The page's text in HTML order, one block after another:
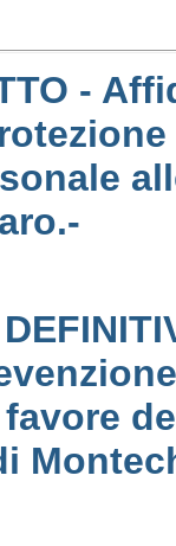
-
favore